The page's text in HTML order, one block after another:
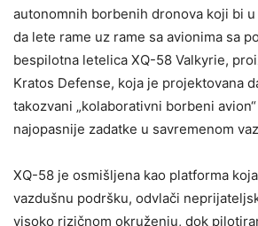
autonomnih borbenih dronova koji bi
da lete rame uz rame sa avionima sa
bespilotna letelica XQ-58 Valkyrie,
Kratos Defense, koja je projektovana
takozvani „kolaborativni borbeni
najopasnije zadatke u savremenom
XQ-58 je osmišljena kao platforma
vazdušnu podršku, odvlači
visoko rizičnom okruženju, dok